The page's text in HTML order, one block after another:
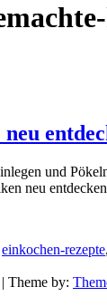
und
neu
einkochen-rezepte,
| Theme by: